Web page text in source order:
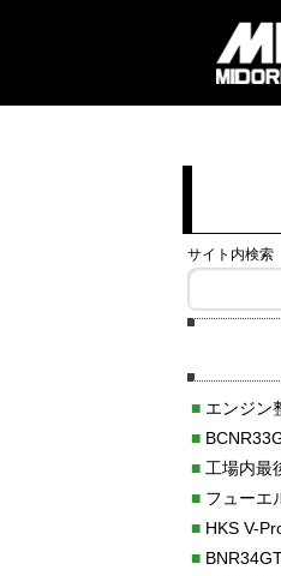
サイト内検索
■エンジン
■
■工場内最
■フューエ
■HKS V-
■BNR34GT-